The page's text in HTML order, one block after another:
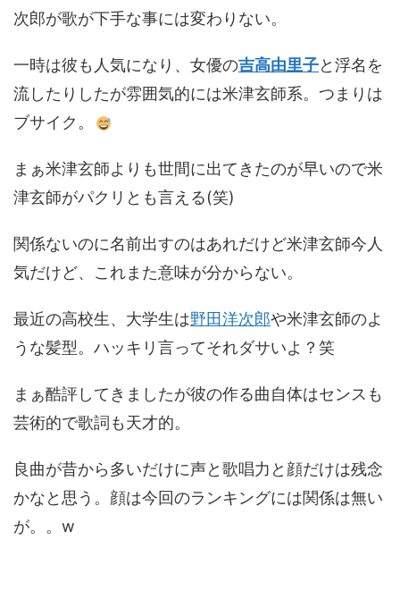
次郎が歌が下手な事には変わりない。
一時は彼も人気になり、女優の吉高由里子と浮名を
流したりしたが雰囲気的には米津玄師系。つまりは
ブサイク。
まぁ米津玄師よりも世間に出てきたのが早いので米
津玄師がパクリとも言える(笑)
関係ないのに名前出すのはあれだけど米津玄師今人
気だけど、これまた意味が分からない。
最近の高校生、大学生は野田洋次郎や米津玄師のよ
うな髪型。ハッキリ言ってそれダサいよ？笑
まぁ酷評してきましたが彼の作る曲自体はセンスも
芸術的で歌詞も天才的。
良曲が昔から多いだけに声と歌唱力と顔だけは残念
かなと思う。顔は今回のランキングには関係は無い
が。。w